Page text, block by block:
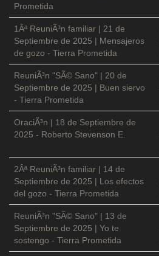
Prometida
1Âª ReuniÃ³n familiar | 21 de
Septiembre de 2025 | Mensajeros
de gozo - Tierra Prometida
ReuniÃ³n "SÃ© Sano" | 20 de
Septiembre de 2025 | Buen siervo
- Tierra Prometida
OraciÃ³n | 18 de Septiembre de
2025 - Roberto Stevenson E.
2Âª ReuniÃ³n familiar | 14 de
Septiembre de 2025 | Los efectos
del gozo - Tierra Prometida
ReuniÃ³n "SÃ© Sano" | 13 de
Septiembre de 2025 | Yo te
sostengo - Tierra Prometida